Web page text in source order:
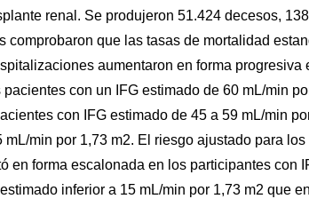
renal. Se produjeron 51.424 decesos,
comprobaron que las tasas de mortalidad
aumentaron en forma
con un IFG estimado de 60 mL/min
con IFG estimado de 45 a 59 mL/min
mL/min por 1,73 m2. El riesgo ajustado para
en forma escalonada en los participantes con
inferior a 15 mL/min por 1,73 m2 que